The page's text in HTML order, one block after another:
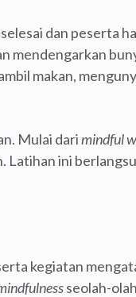
dan peserta
mendengarkan
makan,
Mulai darimindful
ini
kegiatan
seolah-